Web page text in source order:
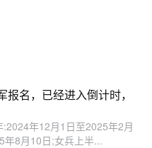
报名，已经进入倒计时，
年12月1日至2025年2月
8月10日;女兵上半...